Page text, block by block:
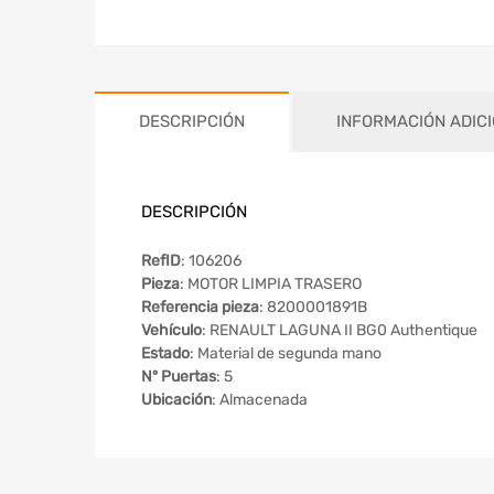
DESCRIPCIÓN INFORMACIÓN
DESCRIPCIÓN
RefID: 106206
Pieza: MOTOR LIMPIA TRASERO
Referencia pieza: 8200001891B
Vehículo: RENAULT LAGUNA II BG0 Authentique
Estado: Material de segunda mano
Nº Puertas: 5
Ubicación: Almacenada